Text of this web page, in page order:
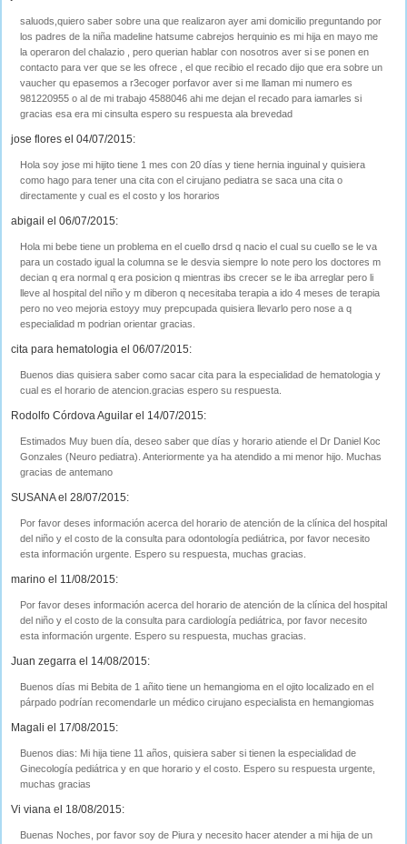
saluods,quiero saber sobre una que realizaron ayer ami domicilio preguntando por
los padres de la niña madeline hatsume cabrejos herquinio es mi hija en mayo me
la operaron del chalazio , pero querian hablar con nosotros aver si se ponen en
contacto para ver que se les ofrece , el que recibio el recado dijo que era sobre un
vaucher qu epasemos a r3ecoger porfavor aver si me llaman mi numero es
981220955 o al de mi trabajo 4588046 ahi me dejan el recado para iamarles si
gracias esa era mi cinsulta espero su respuesta ala brevedad
jose flores el 04/07/2015:
Hola soy jose mi hijito tiene 1 mes con 20 días y tiene hernia inguinal y quisiera
como hago para tener una cita con el cirujano pediatra se saca una cita o
directamente y cual es el costo y los horarios
abigail el 06/07/2015:
Hola mi bebe tiene un problema en el cuello drsd q nacio el cual su cuello se le va
para un costado igual la columna se le desvia siempre lo note pero los doctores m
decian q era normal q era posicion q mientras ibs crecer se le iba arreglar pero li
lleve al hospital del niño y m diberon q necesitaba terapia a ido 4 meses de terapia
pero no veo mejoria estoyy muy prepcupada quisiera llevarlo pero nose a q
especialidad m podrian orientar gracias.
cita para hematologia el 06/07/2015:
Buenos dias quisiera saber como sacar cita para la especialidad de hematologia y
cual es el horario de atencion.gracias espero su respuesta.
Rodolfo Córdova Aguilar el 14/07/2015:
Estimados Muy buen día, deseo saber que días y horario atiende el Dr Daniel Koc
Gonzales (Neuro pediatra). Anteriormente ya ha atendido a mi menor hijo. Muchas
gracias de antemano
SUSANA el 28/07/2015:
Por favor deses información acerca del horario de atención de la clínica del hospital
del niño y el costo de la consulta para odontología pediátrica, por favor necesito
esta información urgente. Espero su respuesta, muchas gracias.
marino el 11/08/2015:
Por favor deses información acerca del horario de atención de la clínica del hospital
del niño y el costo de la consulta para cardiología pediátrica, por favor necesito
esta información urgente. Espero su respuesta, muchas gracias.
Juan zegarra el 14/08/2015:
Buenos días mi Bebita de 1 añito tiene un hemangioma en el ojito localizado en el
párpado podrían recomendarle un médico cirujano especialista en hemangiomas
Magali el 17/08/2015:
Buenos dias: Mi hija tiene 11 años, quisiera saber si tienen la especialidad de
Ginecología pediátrica y en que horario y el costo. Espero su respuesta urgente,
muchas gracias
Vi viana el 18/08/2015:
Buenas Noches, por favor soy de Piura y necesito hacer atender a mi hija de un